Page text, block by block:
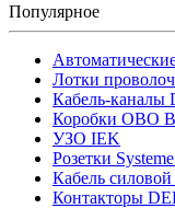
Популярное
Лотки
Кабель-каналы
Коробки OBO
УЗО IEK
Розетки
Кабель
Контакторы